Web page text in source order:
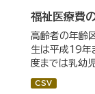
福祉医療費の
高齢者の年齢
生は平成19年
度までは乳幼
CSV